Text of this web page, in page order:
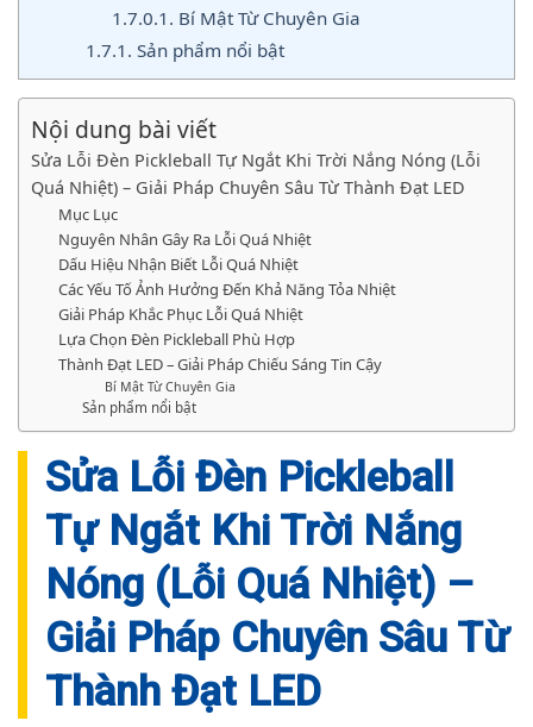
1.7.0.1. Bí Mật Từ Chuyên Gia
1.7.1. Sản phẩm nổi bật
Nội dung bài viết
Sửa Lỗi Đèn Pickleball Tự Ngắt Khi Trời Nắng Nóng (Lỗi
Quá Nhiệt) – Giải Pháp Chuyên Sâu Từ Thành Đạt LED
Mục Lục
Nguyên Nhân Gây Ra Lỗi Quá Nhiệt
Dấu Hiệu Nhận Biết Lỗi Quá Nhiệt
Các Yếu Tố Ảnh Hưởng Đến Khả Năng Tỏa Nhiệt
Giải Pháp Khắc Phục Lỗi Quá Nhiệt
Lựa Chọn Đèn Pickleball Phù Hợp
Thành Đạt LED – Giải Pháp Chiếu Sáng Tin Cậy
Bí Mật Từ Chuyên Gia
Sản phẩm nổi bật
Sửa Lỗi Đèn Pickleball
Tự Ngắt Khi Trời Nắng
Nóng (Lỗi Quá Nhiệt) –
Giải Pháp Chuyên Sâu Từ
Thành Đạt LED